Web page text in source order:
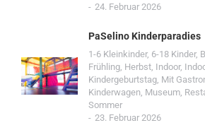
24. Februar 2026
PaSelino Kinderparadies
1-6 Kleinkinder, 6-18 Kinder,
Frühling, Herbst, Indoor,
Kindergeburtstag, Mit
Kinderwagen, Museum,
Sommer
23. Februar 2026